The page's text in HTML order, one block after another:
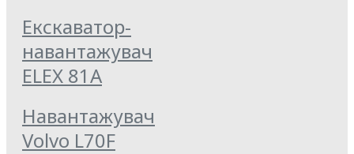
Екскаватор-
навантажувач
ELEX 81A
Навантажувач
Volvo L70F